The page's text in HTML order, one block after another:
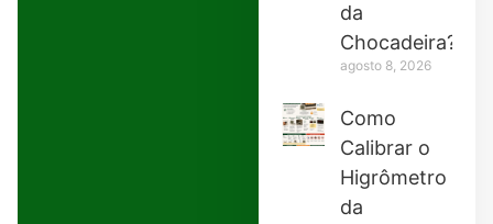
da
Chocadeira?
agosto 8, 2026
Como
Calibrar o
Higrômetro
da